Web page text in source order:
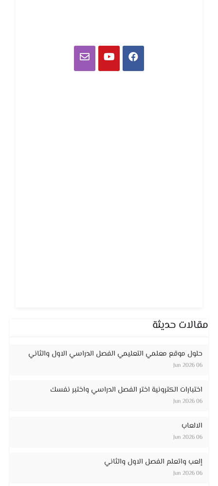
مقالات حديثة
حلول موقع معلمي التعليمي الفصل الدراسي الاول والثاني
06 Jun 2026
اختبارات الكترونية اختر الفصل الدراسي واختبر نفسك
06 Jun 2026
الالعاب
06 Jun 2026
إلعب واتعلم الفصل الاول والثاني
06 Jun 2026